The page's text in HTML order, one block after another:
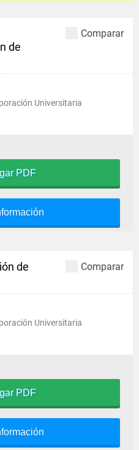
Comparar
de
Universitaria
PDF
Comparar
de
Universitaria
PDF